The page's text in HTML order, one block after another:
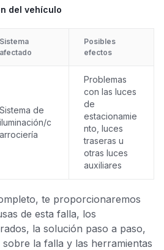
del vehículo
Sistema
afectado
Posibles
efectos
Sistema de
iluminación/c
arrociería
Problemas
con las luces
de
estacionamie
nto, luces
traseras u
otras luces
auxiliares
te proporcionaremos
de esta falla, los
la solución paso a paso,
la falla y las herramientas